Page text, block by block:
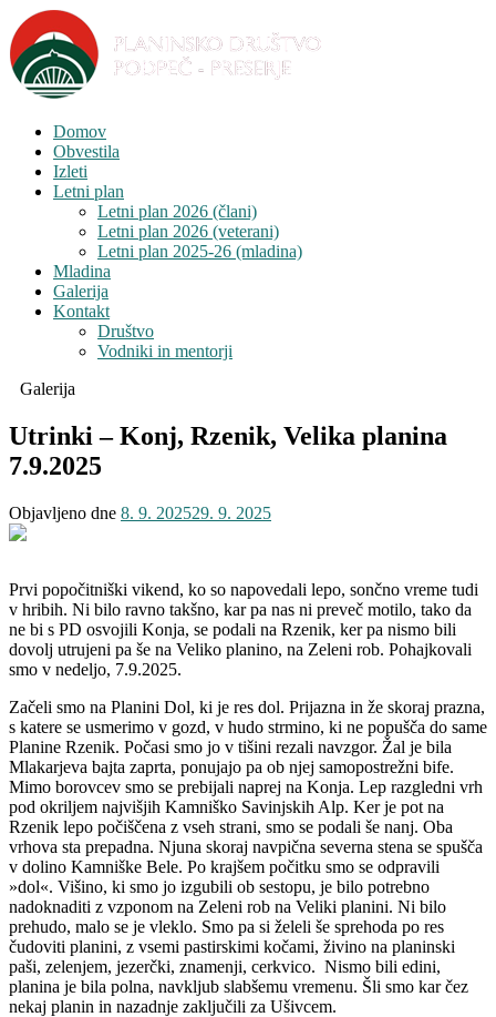
Domov
Obvestila
Izleti
Letni plan
Letni plan 2026 (člani)
Letni plan 2026 (veterani)
Letni plan 2025-26 (mladina)
Mladina
Galerija
Kontakt
Društvo
Vodniki in mentorji
Galerija
Utrinki – Konj, Rzenik, Velika planina
7.9.2025
Objavljeno dne 8. 9. 202529. 9. 2025
Prvi popočitniški vikend, ko so napovedali lepo, sončno vreme tudi
v hribih. Ni bilo ravno takšno, kar pa nas ni preveč motilo, tako da
ne bi s PD osvojili Konja, se podali na Rzenik, ker pa nismo bili
dovolj utrujeni pa še na Veliko planino, na Zeleni rob. Pohajkovali
smo v nedeljo, 7.9.2025.
Začeli smo na Planini Dol, ki je res dol. Prijazna in že skoraj prazna,
s katere se usmerimo v gozd, v hudo strmino, ki ne popušča do same
Planine Rzenik. Počasi smo jo v tišini rezali navzgor. Žal je bila
Mlakarjeva bajta zaprta, ponujajo pa ob njej samopostrežni bife.
Mimo borovcev smo se prebijali naprej na Konja. Lep razgledni vrh
pod okriljem najvišjih Kamniško Savinjskih Alp. Ker je pot na
Rzenik lepo počiščena z vseh strani, smo se podali še nanj. Oba
vrhova sta prepadna. Njuna skoraj navpična severna stena se spušča
v dolino Kamniške Bele. Po krajšem počitku smo se odpravili
»dol«. Višino, ki smo jo izgubili ob sestopu, je bilo potrebno
nadoknaditi z vzponom na Zeleni rob na Veliki planini. Ni bilo
prehudo, malo se je vleklo. Smo pa si želeli še sprehoda po res
čudoviti planini, z vsemi pastirskimi kočami, živino na planinski
paši, zelenjem, jezerčki, znamenji, cerkvico. Nismo bili edini,
planina je bila polna, navkljub slabšemu vremenu. Šli smo kar čez
nekaj planin in nazadnje zaključili za Ušivcem.